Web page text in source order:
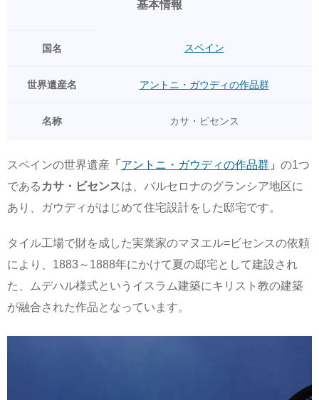
基本情報
国名 スペイン
世界遺産名 アントニ・ガウディの作品群
名称 カサ・ビセンス
スペインの世界遺産 「 アントニ・ガウディの作品群 」 の1つ
である カサ・ビセンスは、バルセロナのグランシア地区に
あり、ガウディがはじめて住宅設計をした邸宅です。
タイル工場で財を成した実業家のマヌエル=ビセンスの依頼
により、1883～1888年にかけて夏の邸宅として建設され
た、ムデハル様式というイスラム建築にキリスト教の建築
が融合された作品となっています。